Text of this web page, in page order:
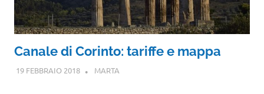
Canale di Corinto: tariffe e mappa
19 FEBBRAIO 2018 MARTA